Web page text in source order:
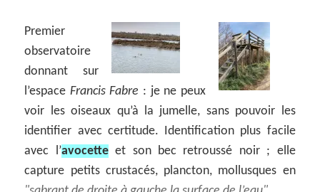
Premier
observatoire
donnant sur
l’espace Francis Fabre : je ne peux
voir les oiseaux qu’à la jumelle, sans pouvoir les
identifier avec certitude. Identification plus facile
avec l’avocetteet son bec retroussé noir ; elle
capture petits crustacés, plancton, mollusques en